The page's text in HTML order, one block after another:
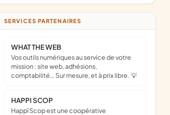
SERVICES PARTENAIRES
WHAT THE WEB
Vos outils numériques au service de votre
mission : site web, adhésions,
comptabilité… Sur mesure, et à prix libre. 💡
HAPPI SCOP
Happï Scop est une coopérative